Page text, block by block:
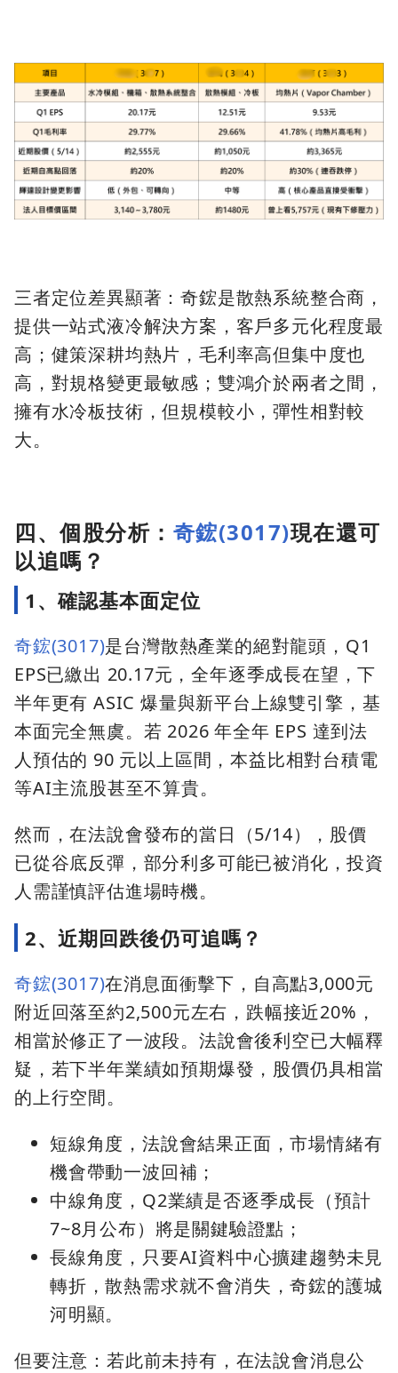
三者定位差異顯著：奇鋐是散熱系統整合商，
提供一站式液冷解決方案，客戶多元化程度最
高；健策深耕均熱片，毛利率高但集中度也
高，對規格變更最敏感；雙鴻介於兩者之間，
擁有水冷板技術，但規模較小，彈性相對較
大。
四、個股分析： 奇鋐(3017)現在還可
以追嗎？
1、確認基本面定位
奇鋐(3017)是台灣散熱產業的絕對龍頭，Q1
EPS已繳出 20.17元，全年逐季成長在望，下
半年更有 ASIC 爆量與新平台上線雙引擎，基
本面完全無虞。若 2026 年全年 EPS 達到法
人預估的 90 元以上區間，本益比相對台積電
等AI主流股甚至不算貴。
然而，在法說會發布的當日（5/14），股價
已從谷底反彈，部分利多可能已被消化，投資
人需謹慎評估進場時機。
2、近期回跌後仍可追嗎？
奇鋐(3017)在消息面衝擊下，自高點3,000元
附近回落至約2,500元左右，跌幅接近20%，
相當於修正了一波段。法說會後利空已大幅釋
疑，若下半年業績如預期爆發，股價仍具相當
的上行空間。
短線角度，法說會結果正面，市場情緒有
機會帶動一波回補；
中線角度，Q2業績是否逐季成長（預計
7~8月公布）將是關鍵驗證點；
長線角度，只要AI資料中心擴建趨勢未見
轉折，散熱需求就不會消失，奇鋐的護城
河明顯。
但要注意：若此前未持有，在法說會消息公